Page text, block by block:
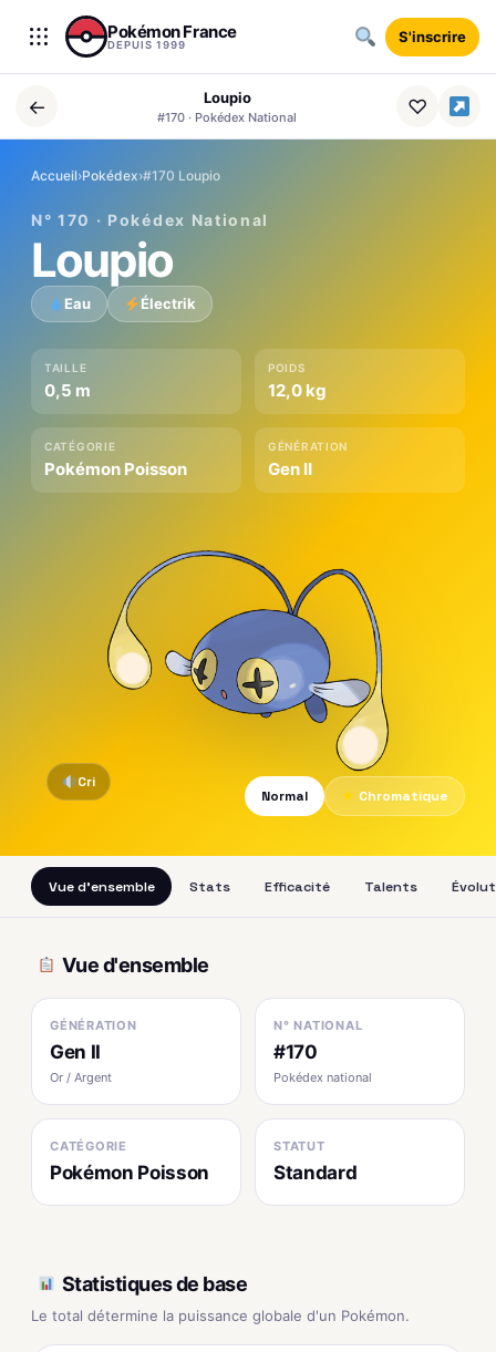
Aller au contenu
Pokémon France
DEPUIS 1999 S'inscrire
← Loupio
#170 · Pokédex National ♡
Accueil›Pokédex›#170 Loupio
N° 170 · Pokédex National
Loupio
Eau Électrik
TAILLE
0,5 m
POIDS
12,0 kg
CATÉGORIE
Pokémon Poisson
GÉNÉRATION
Gen II
Cri
Normal
★ Chromatique
Vue d'ensemble Stats Efficacité Talents
Vue d'ensemble
GÉNÉRATION
Gen II
Or / Argent
N° NATIONAL
#170
Pokédex national
CATÉGORIE
Pokémon Poisson
STATUT
Standard
Statistiques de base
Le total détermine la puissance globale d'un Pokémon.